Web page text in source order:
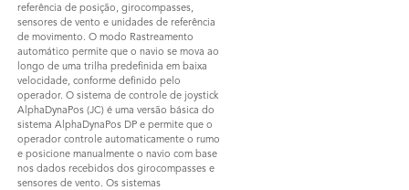
referência de posição, girocompasses,
sensores de vento e unidades de referência
de movimento. O modo Rastreamento
automático permite que o navio se mova ao
longo de uma trilha predefinida em baixa
velocidade, conforme definido pelo
operador. O sistema de controle de joystick
AlphaDynaPos (JC) é uma versão básica do
sistema AlphaDynaPos DP e permite que o
operador controle automaticamente o rumo
e posicione manualmente o navio com base
nos dados recebidos dos girocompasses e
sensores de vento. Os sistemas